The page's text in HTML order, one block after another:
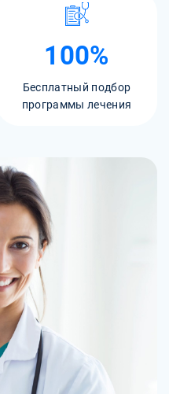
100%
Бесплатный подбор
программы лечения